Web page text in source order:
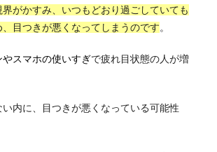
がかすみ、いつもどおり過ごしていても
、目つきが悪くなってしまうのです。
やスマホの使いすぎで疲れ目状態の人が増
い内に、目つきが悪くなっている可能性